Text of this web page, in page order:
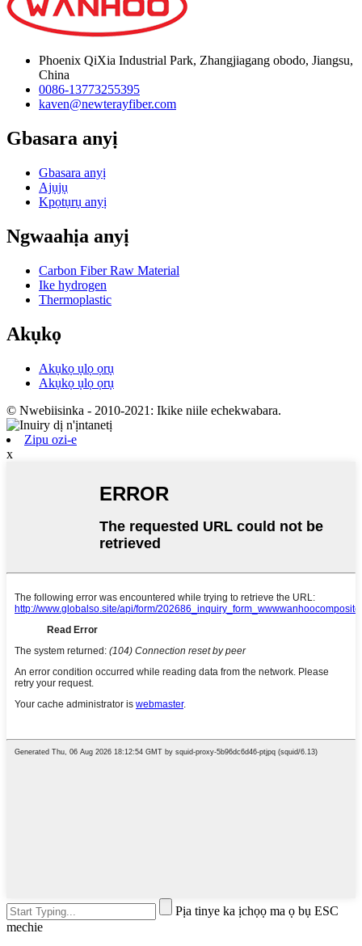
Phoenix QiXia Industrial Park, Zhangjiagang obodo, Jiangsu,
China
0086-13773255395
kaven@newterayfiber.com
Gbasara anyị
Gbasara anyị
Ajụjụ
Kpọtụrụ anyị
Ngwaahịa anyị
Carbon Fiber Raw Material
Ike hydrogen
Thermoplastic
Akụkọ
Akụkọ ụlọ ọrụ
Akụkọ ụlọ ọrụ
© Nwebiisinka - 2010-2021: Ikike niile echekwabara.
Zipu ozi-e
x
Pịa tinye ka ịchọọ ma ọ bụ ESC
mechie